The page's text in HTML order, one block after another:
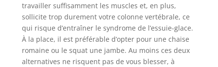
travailler suffisamment les muscles et, en plus,
sollicite trop durement votre colonne vertébrale, ce
qui risque d’entraîner le syndrome de l’essuie-glace.
À la place, il est préférable d’opter pour une chaise
romaine ou le squat une jambe. Au moins ces deux
alternatives ne risquent pas de vous blesser, à